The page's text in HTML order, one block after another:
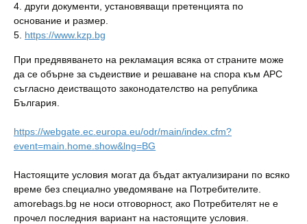
4. други документи, установяващи претенцията по
основание и размер.
5. https://www.kzp.bg
При предявяването на рекламация всяка от страните може
да се обърне за съдеиствие и решаване на спора към АРС
съгласно деистващото законодателство на република
България.
https://webgate.ec.europa.eu/odr/main/index.cfm?
event=main.home.show&lng=BG
Настоящите условия могат да бъдат актуализирани по всяко
време без специално уведомяване на Потребителите.
amorebags.bg не носи отговорност, ако Потребителят не е
прочел последния вариант на настоящите условия.